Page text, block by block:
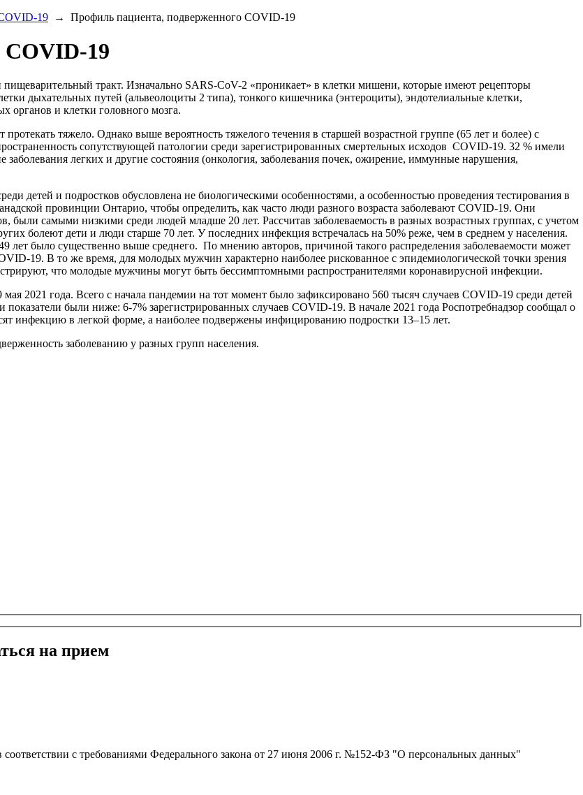
19 → Профиль пациента, подверженного COVID-19
COVID-19
тракт. Изначально SARS-CoV-2 «проникает» в клетки мишени, которые имеют рецепторы
дыхательных путей (альвеолоциты 2 типа), тонкого кишечника (энтероциты), эндотелиальные клетки,
органов и клетки головного мозга.
тяжело. Однако выше вероятность тяжелого течения в старшей возрастной группе (65 лет и более) с
сопутствующей патологии среди зарегистрированных смертельных исходов COVID-19. 32 % имели
заболевания легких и другие состояния (онкология, заболевания почек, ожирение, иммунные нарушения,
детей и подростков обусловлена не биологическими особенностями, а особенностью проведения тестирования в
провинции Онтарио, чтобы определить, как часто люди разного возраста заболевают COVID-19. Они
были самыми низкими среди людей младше 20 лет. Рассчитав заболеваемость в разных возрастных группах, с учетом
болеют дети и люди старше 70 лет. У последних инфекция встречалась на 50% реже, чем в среднем у населения.
лет было существенно выше среднего. По мнению авторов, причиной такого распределения заболеваемости может
19. В то же время, для молодых мужчин характерно наиболее рискованное с эпидемиологической точки зрения
что молодые мужчины могут быть бессимптомными распространителями коронавирусной инфекции.
2021 года. Всего с начала пандемии на тот момент было зафиксировано 560 тысяч случаев COVID-19 среди детей
были ниже: 6-7% зарегистрированных случаев COVID-19. В начале 2021 года Роспотребнадзор сообщал о
инфекцию в легкой форме, а наиболее подвержены инфицированию подростки 13–15 лет.
заболеванию у разных групп населения.
на прием
с требованиями Федерального закона от 27 июня 2006 г. №152-ФЗ "О персональных данных"